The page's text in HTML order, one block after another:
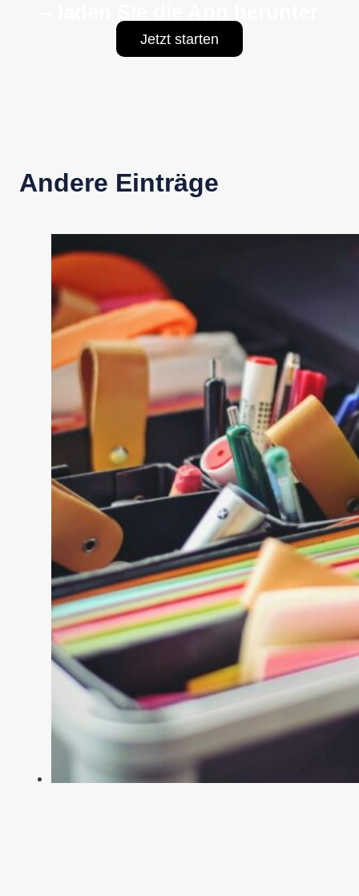
Jetzt starten
Andere Einträge